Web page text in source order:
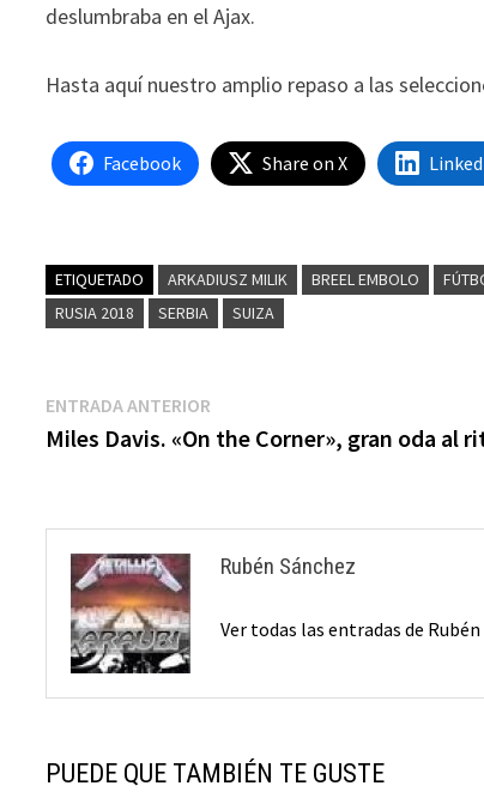
deslumbraba en el Ajax.
Hasta aquí nuestro amplio repaso a las
Facebook Share on X
ETIQUETADO ARKADIUSZ MILIK BREEL EMBOLO
RUSIA 2018
SERBIA SUIZA
Navegación
de
ENTRADA ANTERIOR
anterior:
Miles Davis. «On the Corner», gran oda al
Rubén Sánchez
Ver todas las entradas de
PUEDE QUE TAMBIÉN TE GUSTE